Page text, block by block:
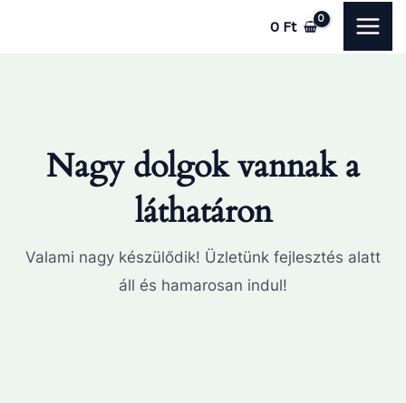
0 Ft
Nagy dolgok vannak a
láthatáron
Valami nagy készülődik! Üzletünk fejlesztés alatt
áll és hamarosan indul!